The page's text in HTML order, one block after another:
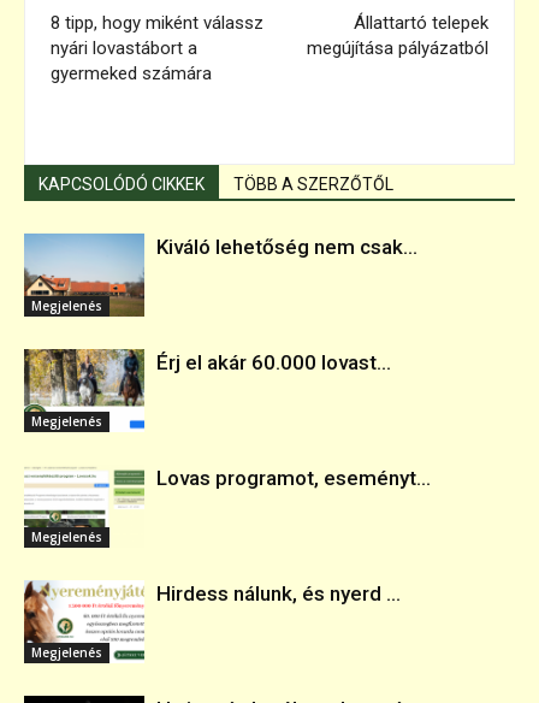
8 tipp, hogy miként válassz
nyári lovastábort a
gyermeked számára
Állattartó telepek
megújítása pályázatból
KAPCSOLÓDÓ CIKKEK TÖBB A SZERZŐTŐL
Megjelenés
Kiváló lehetőség nem csak...
Megjelenés
Érj el akár 60.000 lovast...
Megjelenés
Lovas programot, eseményt...
Megjelenés
Hirdess nálunk, és nyerd ...